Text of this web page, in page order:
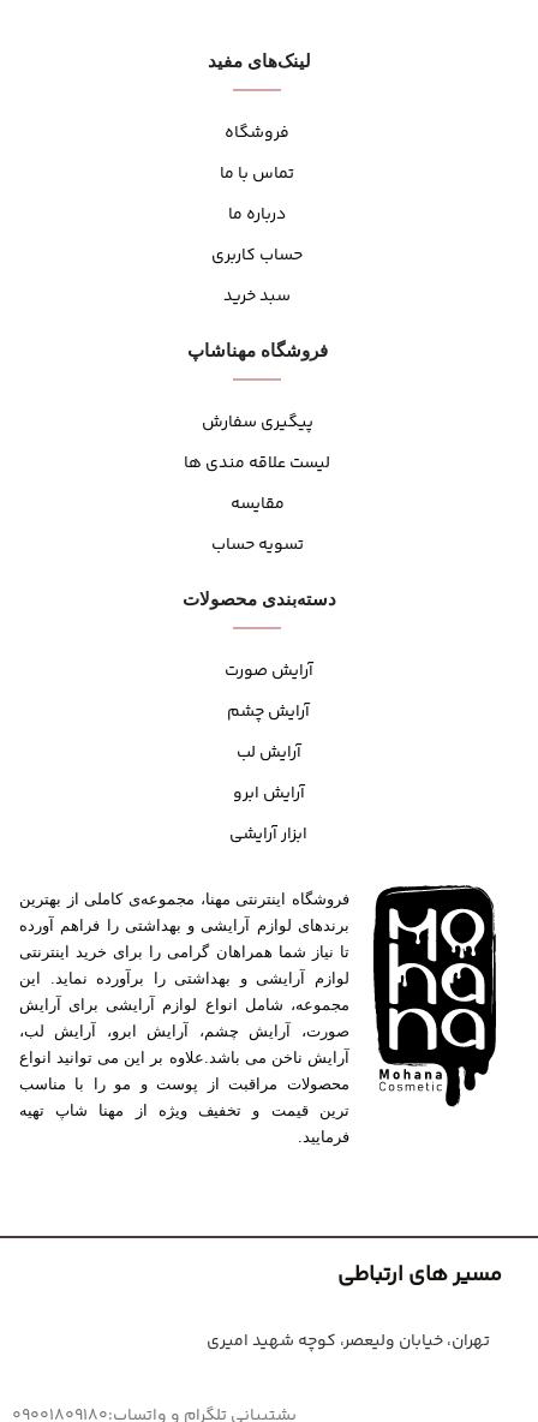
لینک‌های مفید
فروشگاه
تماس با ما
درباره ما
حساب کاربری
سبد خرید
فروشگاه مهنا‌شاپ
پیگیری سفارش
لیست علاقه مندی ها
مقایسه
تسویه حساب
دسته‌بندی محصولات
آرایش صورت
آرایش چشم
آرایش لب
آرایش ابرو
ابزار آرایشی
فروشگاه اینترنتی مهنا، مجموعه‌ی کاملی از بهترین
برندهای لوازم آرایشی و بهداشتی را فراهم آورده
تا نیاز شما همراهان گرامی را برای خرید اینترنتی
لوازم آرایشی و بهداشتی را برآورده نماید. این
مجموعه، شامل انواع لوازم آرایشی برای آرایش
صورت، آرایش چشم، آرایش ابرو، آرایش لب،
آرایش ناخن می باشد.علاوه بر این می توانید انواع
محصولات مراقبت از پوست و مو را با مناسب
ترین قیمت و تخفیف ویژه از مهنا شاپ تهیه
فرمایید.
مسیر های ارتباطی
تهران، خیابان ولیعصر، کوچه شهید امیری
پشتیبانی تلگرام و واتساپ:09001809180